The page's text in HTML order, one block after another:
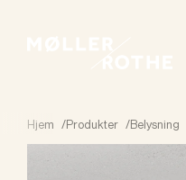
Hjem /Produkter /Belysning